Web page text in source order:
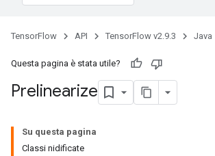
TensorFlow API TensorFlow v2.9.3 Java
Questa pagina è stata utile?
Prelinearize
Su questa pagina
Classi nidificate